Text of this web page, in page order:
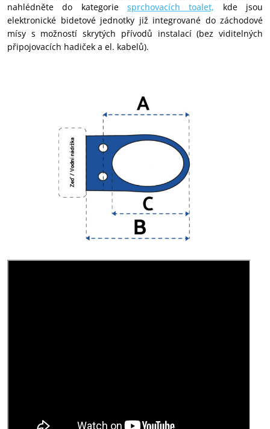
nahlédněte do kategorie sprchovacích toalet, kde jsou
elektronické bidetové jednotky již integrované do záchodové
mísy s možností skrytých přívodů instalací (bez viditelných
připojovacích hadiček a el. kabelů).